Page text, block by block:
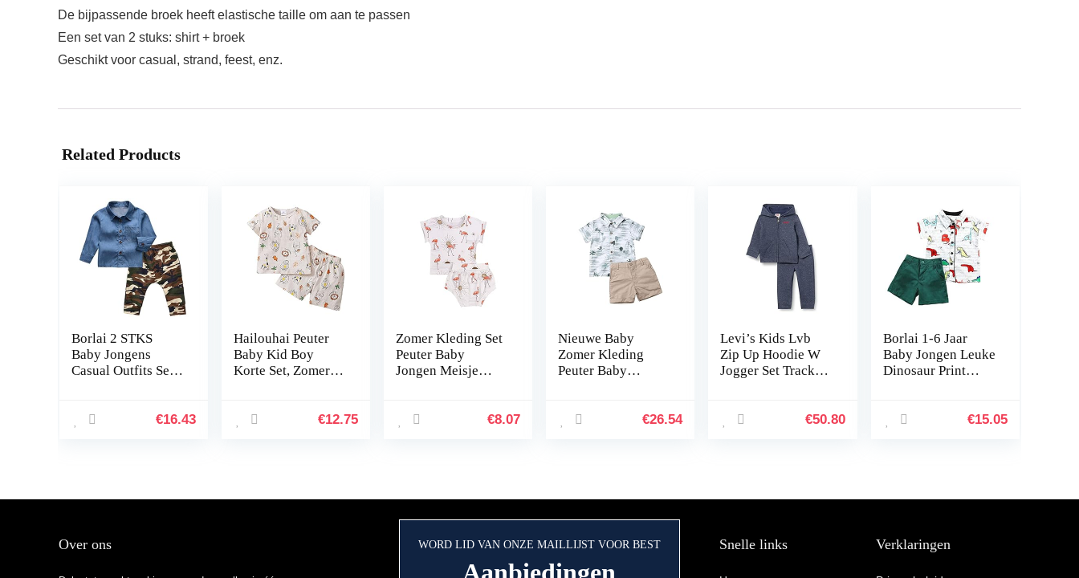
De bijpassende broek heeft elastische taille om aan te passen
Een set van 2 stuks: shirt + broek
Geschikt voor casual, strand, feest, enz.
Related Products
Borlai 2 STKS
Baby Jongens
Casual Outfits Set
Camouflage Broek
€16.43
Hailouhai Peuter
Baby Kid Boy
Korte Set, Zomer
Tops + Elastische
€12.75
Zomer Kleding Set
Peuter Baby
Jongen Meisje
Outfits Kleding
€8.07
Nieuwe Baby
Zomer Kleding
Peuter Baby
Shirt+Shorts
€26.54
Levi’s Kids Lvb
Zip Up Hoodie W
Jogger Set Track
€50.80
Borlai 1-6 Jaar
Baby Jongen Leuke
Dinosaur Print
€15.05
Over ons WORD LID VAN ONZE MAILLIJST VOOR BEST Snelle links Verklaringen